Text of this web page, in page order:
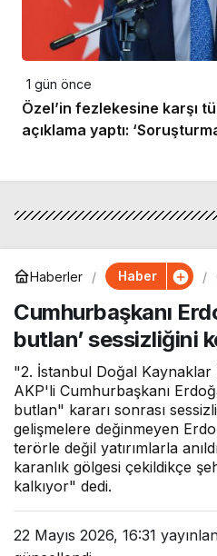
1 gün önce
Özel’in fezlekesine karşı
açıklama yaptı:
Haberler Haber
Cumhurbaşkanı
butlan’ sessizliğini
"2. İstanbul Doğal
AKP'li Cumhurbaşkanı
butlan" kararı sonrası
gelişmelere değinmeyen
terörle değil yatırımlarla
karanlık gölgesi çekildikçe
kalkıyor" dedi.
22 Mayıs 2026, 16:31